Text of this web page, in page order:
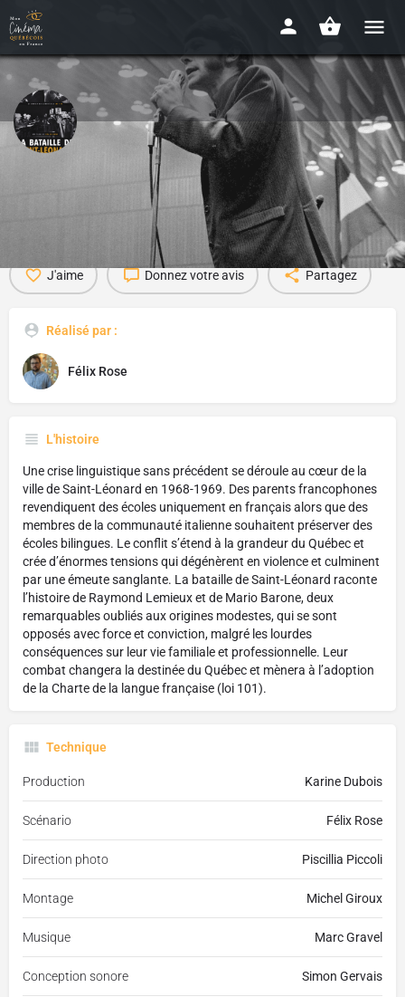
La bataille de Saint-Leonard
Bande-annonce Avis 0
J'aime Donnez votre avis Partagez
Réalisé par :
Félix Rose
L'histoire
Une crise linguistique sans précédent se déroule au cœur de la
ville de Saint-Léonard en 1968-1969. Des parents francophones
revendiquent des écoles uniquement en français alors que des
membres de la communauté italienne souhaitent préserver des
écoles bilingues. Le conflit s’étend à la grandeur du Québec et
crée d’énormes tensions qui dégénèrent en violence et culminent
par une émeute sanglante. La bataille de Saint-Léonard raconte
l’histoire de Raymond Lemieux et de Mario Barone, deux
remarquables oubliés aux origines modestes, qui se sont
opposés avec force et conviction, malgré les lourdes
conséquences sur leur vie familiale et professionnelle. Leur
combat changera la destinée du Québec et mènera à l’adoption
de la Charte de la langue française (loi 101).
Technique
Production Karine Dubois
Scénario Félix Rose
Direction photo Piscillia Piccoli
Montage Michel Giroux
Musique Marc Gravel
Conception sonore Simon Gervais